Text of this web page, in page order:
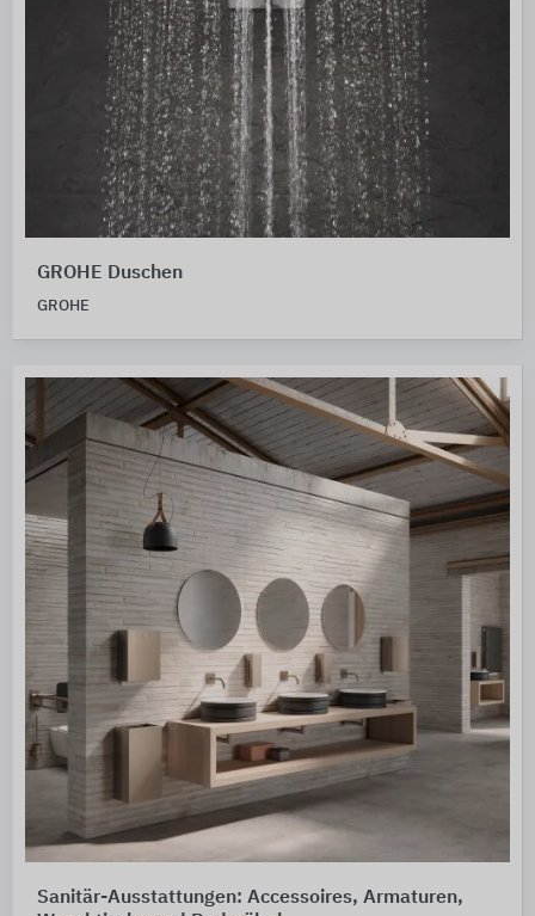
GROHE Duschen
GROHE
Sanitär-Ausstattungen: Accessoires, Armaturen,